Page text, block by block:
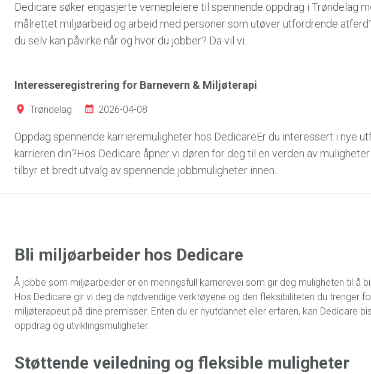
Dedicare søker engasjerte vernepleiere til spennende oppdrag i Trøndelag
målrettet miljøarbeid og arbeid med personer som utøver utfordrende
du selv kan påvirke når og hvor du jobber? Da vil vi...
Interesseregistrering for Barnevern & Miljøterapi
Trøndelag 2026-04-08
Oppdag spennende karrieremuligheter hos DedicareEr du interessert i nye
karrieren din?Hos Dedicare åpner vi døren for deg til en verden av
tilbyr et bredt utvalg av spennende jobbmuligheter innen...
Bli miljøarbeider hos Dedicare
Å jobbe som miljøarbeider er en meningsfull karrierevei som gir deg muligheten til å
Hos Dedicare gir vi deg de nødvendige verktøyene og den fleksibiliteten du trenger
miljøterapeut på dine premisser. Enten du er nyutdannet eller erfaren, kan Dedicare
oppdrag og utviklingsmuligheter.
Støttende veiledning og fleksible muligheter